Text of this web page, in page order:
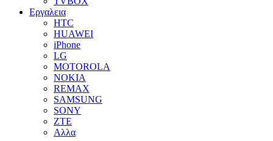
Εργαλεια
HTC
HUAWEI
iPhone
LG
MOTOROLA
NOKIA
REMAX
SAMSUNG
SONY
ZTE
Αλλα